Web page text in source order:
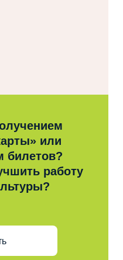
или
билетов?
работу